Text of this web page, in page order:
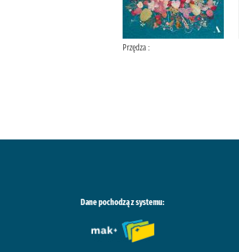
Przędza :
Dane pochodzą z systemu: